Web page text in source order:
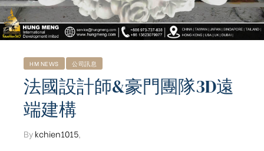
HM NEWS 公司訊息
法國設計師&豪門團隊3D遠
端建構
Bykchien1015